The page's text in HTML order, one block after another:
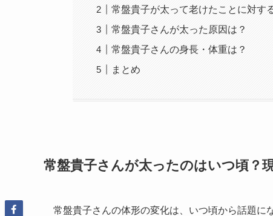
常盤貴子が太って老けたことに対す
常盤貴子さんが太った原因は？
常盤貴子さんの身長・体重は？
まとめ
常盤貴子さんが太ったのはいつ頃？
常盤貴子さんの体形の変化は、いつ頃から話題に